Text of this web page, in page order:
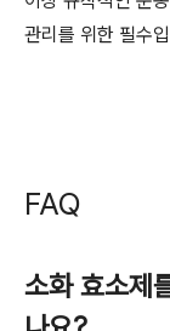
관리를 위한 필수
FAQ
소화 효소제